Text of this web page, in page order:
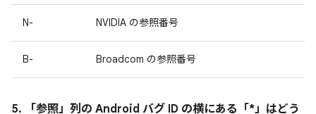
N- NVIDIA の参照番号
B- Broadcom の参照番号
5. 「参照」 列の Android バグ ID の横にある「*」はどう